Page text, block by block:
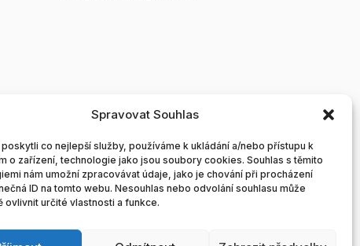
Spravovat Souhlas
co nejlepší služby, používáme k ukládání a/nebo přístupu k
o zařízení, technologie jako jsou soubory cookies. Souhlas s těmito
nám umožní zpracovávat údaje, jako je chování při procházení
ID na tomto webu. Nesouhlas nebo odvolání souhlasu může
ovlivnit určité vlastnosti a funkce.